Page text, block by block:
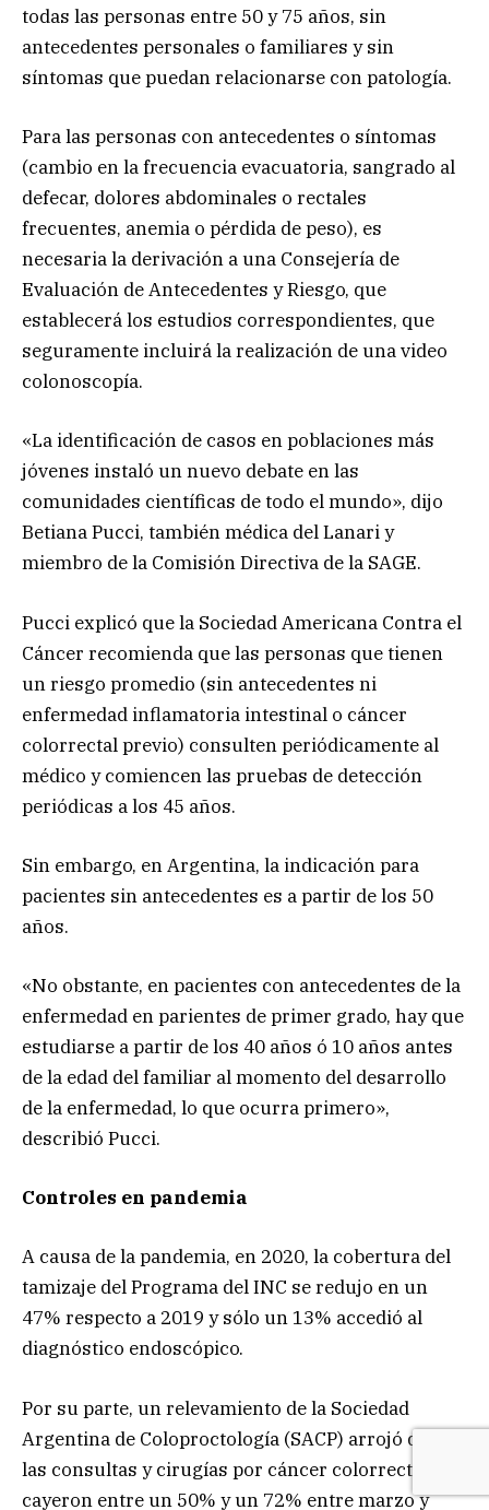
todas las personas entre 50 y 75 años, sin
antecedentes personales o familiares y sin
síntomas que puedan relacionarse con patología.
Para las personas con antecedentes o síntomas
(cambio en la frecuencia evacuatoria, sangrado al
defecar, dolores abdominales o rectales
frecuentes, anemia o pérdida de peso), es
necesaria la derivación a una Consejería de
Evaluación de Antecedentes y Riesgo, que
establecerá los estudios correspondientes, que
seguramente incluirá la realización de una video
colonoscopía.
«La identificación de casos en poblaciones más
jóvenes instaló un nuevo debate en las
comunidades científicas de todo el mundo», dijo
Betiana Pucci, también médica del Lanari y
miembro de la Comisión Directiva de la SAGE.
Pucci explicó que la Sociedad Americana Contra el
Cáncer recomienda que las personas que tienen
un riesgo promedio (sin antecedentes ni
enfermedad inflamatoria intestinal o cáncer
colorrectal previo) consulten periódicamente al
médico y comiencen las pruebas de detección
periódicas a los 45 años.
Sin embargo, en Argentina, la indicación para
pacientes sin antecedentes es a partir de los 50
años.
«No obstante, en pacientes con antecedentes de la
enfermedad en parientes de primer grado, hay que
estudiarse a partir de los 40 años ó 10 años antes
de la edad del familiar al momento del desarrollo
de la enfermedad, lo que ocurra primero»,
describió Pucci.
Controles en pandemia
A causa de la pandemia, en 2020, la cobertura del
tamizaje del Programa del INC se redujo en un
47% respecto a 2019 y sólo un 13% accedió al
diagnóstico endoscópico.
Por su parte, un relevamiento de la Sociedad
Argentina de Coloproctología (SACP) arrojó que
las consultas y cirugías por cáncer colorrectal
cayeron entre un 50% y un 72% entre marzo y